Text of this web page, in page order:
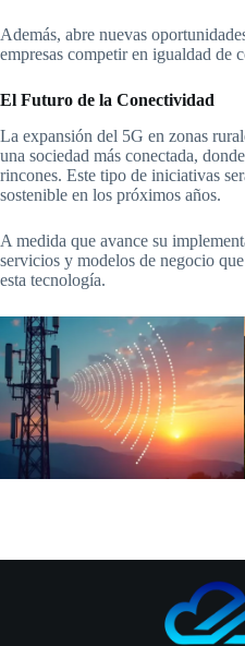
Además, abre nuevas
empresas competir en igualdad de
El Futuro de la Conectividad
La expansión del 5G en zonas
una sociedad más conectada,
rincones. Este tipo de iniciativas
sostenible en los próximos años.
A medida que avance su
servicios y modelos de negocio
esta tecnología.